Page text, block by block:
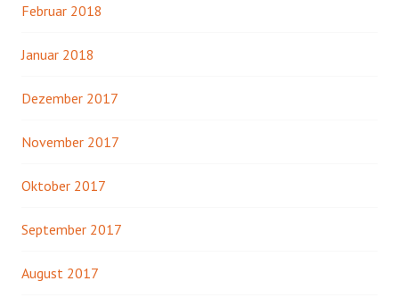
Februar 2018
Januar 2018
Dezember 2017
November 2017
Oktober 2017
September 2017
August 2017